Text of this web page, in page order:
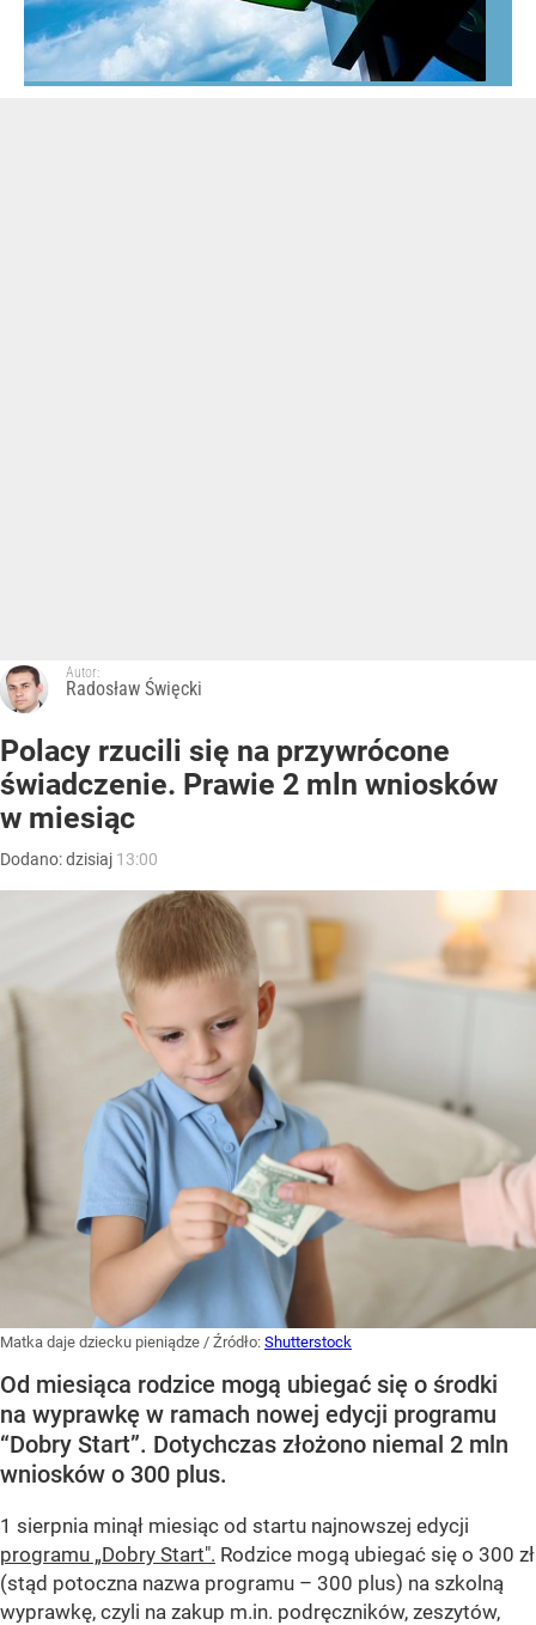
Autor:
Radosław Święcki
Polacy rzucili się na przywrócone
świadczenie. Prawie 2 mln wniosków
w miesiąc
Dodano:dzisiaj 13:00
Matka daje dziecku pieniądze / Źródło: Shutterstock
Od miesiąca rodzice mogą ubiegać się o środki
na wyprawkę w ramach nowej edycji programu
“Dobry Start”. Dotychczas złożono niemal 2 mln
wniosków o 300 plus.
1 sierpnia minął miesiąc od startu najnowszej edycji
programu „Dobry Start". Rodzice mogą ubiegać się o 300 zł
(stąd potoczna nazwa programu – 300 plus) na szkolną
wyprawkę, czyli na zakup m.in. podręczników, zeszytów,